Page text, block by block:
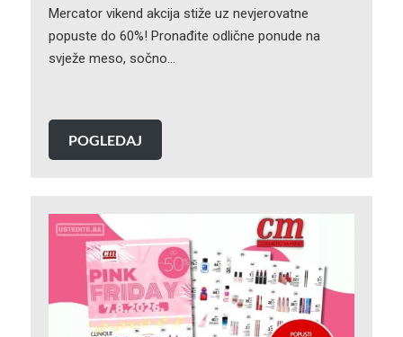
Mercator vikend akcija stiže uz nevjerovatne
popuste do 60%! Pronađite odlične ponude na
svježe meso, sočno…
POGLEDAJ